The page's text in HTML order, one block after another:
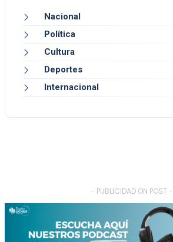
Nacional
Política
Cultura
Deportes
Internacional
- PUBLICIDAD ON POST -